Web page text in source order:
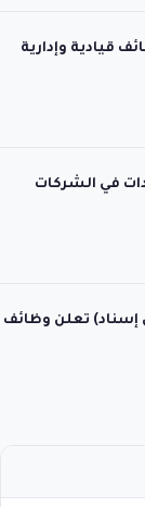
قيادية وإدارية
في الشركات
إسناد) تعلن وظائف